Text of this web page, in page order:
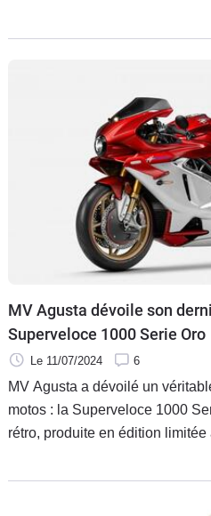
700 Twin se distingue par ses
dans le monde des scooters.
MV Agusta dévoile son
Superveloce 1000 Serie Oro
Le 11/07/2024 6
MV Agusta a dévoilé un
motos : la Superveloce 1000
rétro, produite en édition
technologie de pointe,